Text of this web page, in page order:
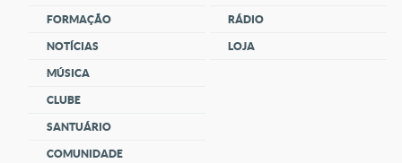
FORMAÇÃO
NOTÍCIAS
MÚSICA
CLUBE
SANTUÁRIO
COMUNIDADE
RÁDIO
LOJA